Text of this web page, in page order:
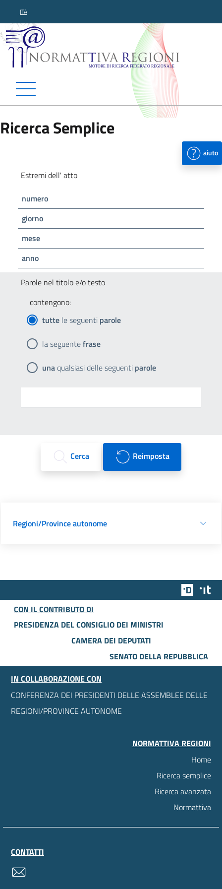
ITA
Normattiva Regioni -
Ricerca Semplice
aiuto
Estremi dell' atto
numero
giorno
mese
anno
Parole nel titolo e/o testo
contengono:
tutte le seguenti parole
la seguentefrase
unaqualsiasi delle seguenti parole
Cerca Reimposta
Regioni/Province autonome
Team
CON IL CONTRIBUTO DI
PRESIDENZA DEL CONSIGLIO DEI MINISTRI
CAMERA DEI DEPUTATI
SENATO DELLA REPUBBLICA
IN COLLABORAZIONE CON
CONFERENZA DEI PRESIDENTI DELLE ASSEMBLEE DELLE
REGIONI/PROVINCE AUTONOME
NORMATTIVA REGIONI
Home
Ricerca semplice
Ricerca avanzata
Normattiva
CONTATTI